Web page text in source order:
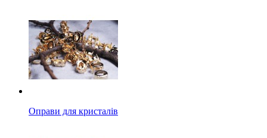
Оправи для кристалів